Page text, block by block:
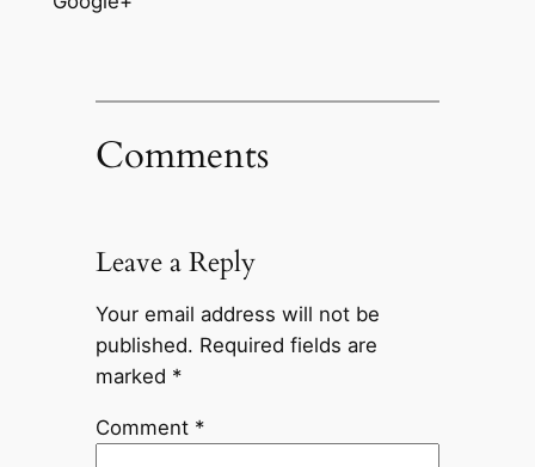
Comments
Leave a Reply
Your email address will not be
published. Required fields are
marked *
Comment *